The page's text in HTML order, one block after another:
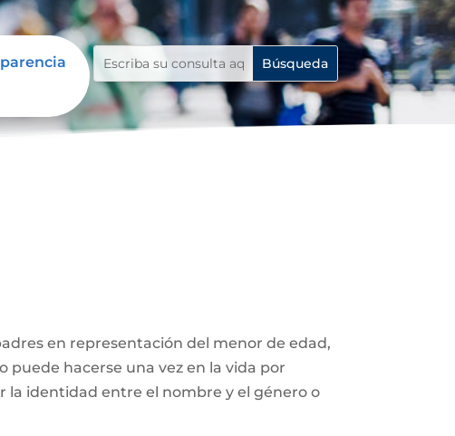
en representación del menor de edad,
puede hacerse una vez en la vida por
la identidad entre el nombre y el género o